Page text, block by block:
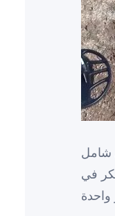
شامل
في
واحدة